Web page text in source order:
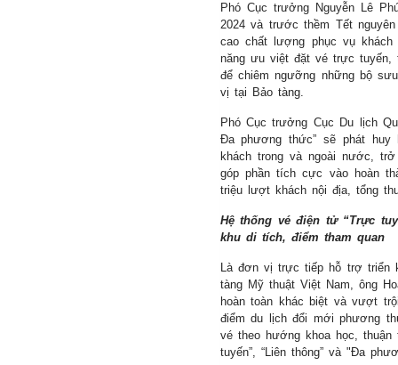
Phó Cục trưởng Nguyễn Lê
2024 và trước thềm Tết
cao chất lượng phục vụ
năng ưu việt đặt vé trực tuyến,
để chiêm ngưỡng những bộ
vị tại Bảo tàng.
Phó Cục trưởng Cục Du lịch
Đa phương thức” sẽ phát huy
khách trong và ngoài nước,
góp phần tích cực vào hoàn
triệu lượt khách nội địa, tổng
Hệ thống vé điện tử “Trực
khu di tích, điểm tham quan
Là đơn vị trực tiếp hỗ trợ triển
tàng Mỹ thuật Việt Nam, ông
hoàn toàn khác biệt và vượt
điểm du lịch đổi mới phương
vé theo hướng khoa học,
tuyến”, “Liên thông” và "Đa